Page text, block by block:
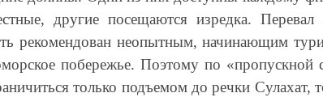
другие посещаются изредка.
рекомендован неопытным, начинающим
побережье. Поэтому по «пропускной
только подъемом до речки Сулахат,